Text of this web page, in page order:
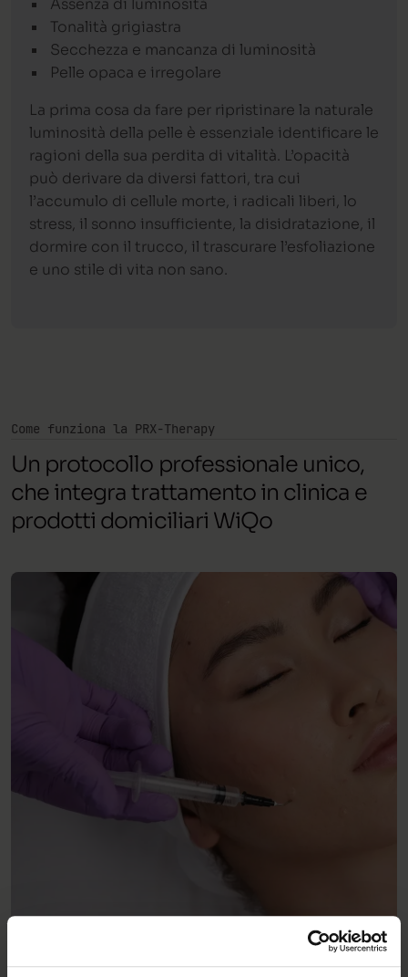
Assenza di luminosità
Tonalità grigiastra
Secchezza e mancanza di luminosità
Pelle opaca e irregolare
La prima cosa da fare per ripristinare la naturale
luminosità della pelle è essenziale identificare le
ragioni della sua perdita di vitalità. L’opacità
può derivare da diversi fattori, tra cui
l’accumulo di cellule morte, i radicali liberi, lo
stress, il sonno insufficiente, la disidratazione, il
dormire con il trucco, il trascurare l’esfoliazione
e uno stile di vita non sano.
Come funziona la PRX-Therapy
Un protocollo professionale unico,
che integra trattamento in clinica e
prodotti domiciliari WiQo